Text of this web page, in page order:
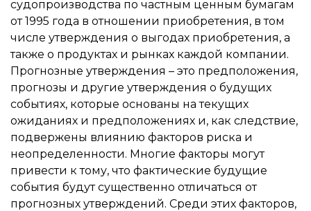
судопроизводства по частным ценным бумагам
от 1995 года в отношении приобретения, в том
числе утверждения о выгодах приобретения, а
также о продуктах и рынках каждой компании.
Прогнозные утверждения – это предположения,
прогнозы и другие утверждения о будущих
событиях, которые основаны на текущих
ожиданиях и предположениях и, как следствие,
подвержены влиянию факторов риска и
неопределенности. Многие факторы могут
привести к тому, что фактические будущие
события будут существенно отличаться от
прогнозных утверждений. Среди этих факторов,